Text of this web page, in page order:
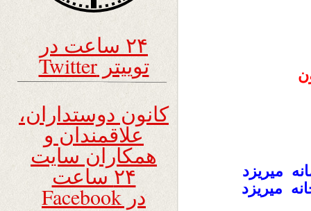
میریزد
میریزد
۲۴ ساعت در
توییتر Twitter
کانون دوستداران،
علاقمندان و
همکاران سایت
۲۴ ساعت
در Facebook